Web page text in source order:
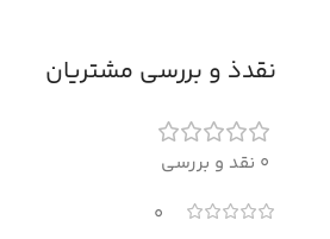
نقدذ و بررسی مشتریان
0 نقد و بررسی
0